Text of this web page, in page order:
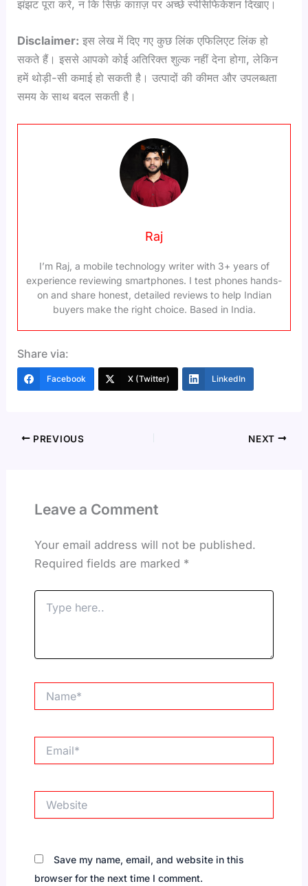
झंझट पूरा करे, न कि सिर्फ़ काग़ज़ पर अच्छे स्पेसिफिकेशन दिखाए।
Disclaimer: इस लेख में दिए गए कुछ लिंक एफिलिएट लिंक हो
सकते हैं। इससे आपको कोई अतिरिक्त शुल्क नहीं देना होगा, लेकिन
हमें थोड़ी-सी कमाई हो सकती है। उत्पादों की कीमत और उपलब्धता
समय के साथ बदल सकती है।
Raj
I’m Raj, a mobile technology writer with 3+ years of
experience reviewing smartphones. I test phones hands-
on and share honest, detailed reviews to help Indian
buyers make the right choice. Based in India.
Share via:
Facebook X (Twitter) LinkedIn
PREVIOUS NEXT
Leave a Comment
Your email address will not be published.
Required fields are marked *
Type
here..
Save my name, email, and website in this
browser for the next time I comment.